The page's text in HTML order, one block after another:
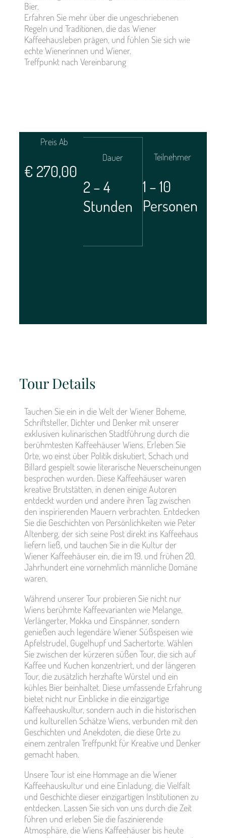
Bier.
Erfahren Sie mehr über die ungeschriebenen
Regeln und Traditionen, die das Wiener
Kaffeehausleben prägen, und fühlen Sie sich wie
echte Wienerinnen und Wiener.
Treffpunkt nach Vereinbarung
Preis Ab
€ 270,00
Dauer
2 – 4
Stunden
Teilnehmer
1 – 10
Personen
Tour Details
Tauchen Sie ein in die Welt der Wiener Boheme,
Schriftsteller, Dichter und Denker mit unserer
exklusiven kulinarischen Stadtführung durch die
berühmtesten Kaffeehäuser Wiens. Erleben Sie
Orte, wo einst über Politik diskutiert, Schach und
Billard gespielt sowie literarische Neuerscheinungen
besprochen wurden. Diese Kaffeehäuser waren
kreative Brutstätten, in denen einige Autoren
entdeckt wurden und andere ihren Tag zwischen
den inspirierenden Mauern verbrachten. Entdecken
Sie die Geschichten von Persönlichkeiten wie Peter
Altenberg, der sich seine Post direkt ins Kaffeehaus
liefern ließ, und tauchen Sie in die Kultur der
Wiener Kaffeehäuser ein, die im 19. und frühen 20.
Jahrhundert eine vornehmlich männliche Domäne
waren.
Während unserer Tour probieren Sie nicht nur
Wiens berühmte Kaffeevarianten wie Melange,
Verlängerter, Mokka und Einspänner, sondern
genießen auch legendäre Wiener Süßspeisen wie
Apfelstrudel, Gugelhupf und Sachertorte. Wählen
Sie zwischen der kürzeren süßen Tour, die sich auf
Kaffee und Kuchen konzentriert, und der längeren
Tour, die zusätzlich herzhafte Würstel und ein
kühles Bier beinhaltet. Diese umfassende Erfahrung
bietet nicht nur Einblicke in die einzigartige
Kaffeehauskultur, sondern auch in die historischen
und kulturellen Schätze Wiens, verbunden mit den
Geschichten und Anekdoten, die diese Orte zu
einem zentralen Treffpunkt für Kreative und Denker
gemacht haben.
Unsere Tour ist eine Hommage an die Wiener
Kaffeehauskultur und eine Einladung, die Vielfalt
und Geschichte dieser einzigartigen Institutionen zu
entdecken. Lassen Sie sich von uns durch die Zeit
führen und erleben Sie die faszinierende
Atmosphäre, die Wiens Kaffeehäuser bis heute